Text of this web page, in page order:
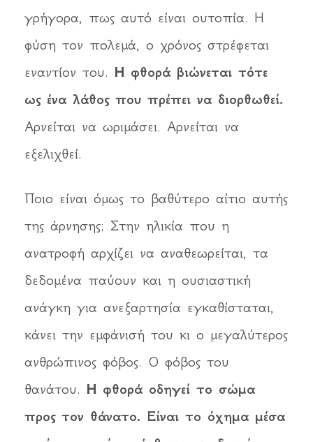
γρήγορα, πως αυτό είναι ουτοπία. Η
φύση τον πολεμά, ο χρόνος στρέφεται
εναντίον του. Η φθορά βιώνεται τότε
ως ένα λάθος που πρέπει να διορθωθεί.
Αρνείται να ωριμάσει. Αρνείται να
εξελιχθεί.
Ποιο είναι όμως το βαθύτερο αίτιο αυτής
της άρνησης; Στην ηλικία που η
ανατροφή αρχίζει να αναθεωρείται, τα
δεδομένα παύουν και η ουσιαστική
ανάγκη για ανεξαρτησία εγκαθίσταται,
κάνει την εμφάνισή του κι ο μεγαλύτερος
ανθρώπινος φόβος. Ο φόβος του
θανάτου. Η φθορά οδηγεί το σώμα
προς τον θάνατο. Είναι το όχημα μέσα